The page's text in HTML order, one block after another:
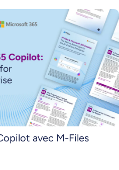
avec M-Files